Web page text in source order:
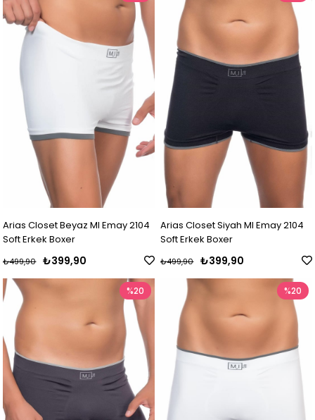
Arias Closet Beyaz MI Emay 2104
Soft Erkek Boxer
₺399,90
₺499,90
Arias Closet Siyah MI Emay 2104
Soft Erkek Boxer
₺399,90
₺499,90
%20 %20